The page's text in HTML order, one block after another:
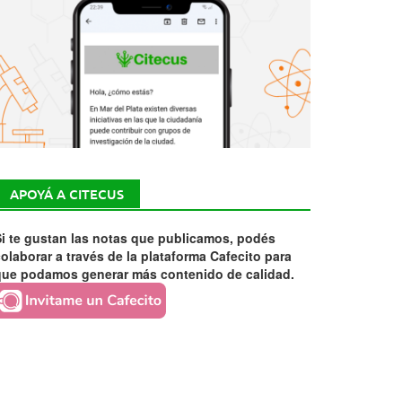
APOYÁ A CITECUS
te gustan las notas que publicamos, podés
a través de la plataforma Cafecito para
podamos generar más contenido de calidad.